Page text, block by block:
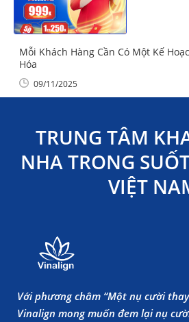
Mỗi Khách Hàng Cần Có Một Kế
Hóa
09/11/2025
TRUNG TÂM
NHA TRONG
VIỆT
Với phương châm “Một nụ cười
Vinalign mong muốn đem lại nụ